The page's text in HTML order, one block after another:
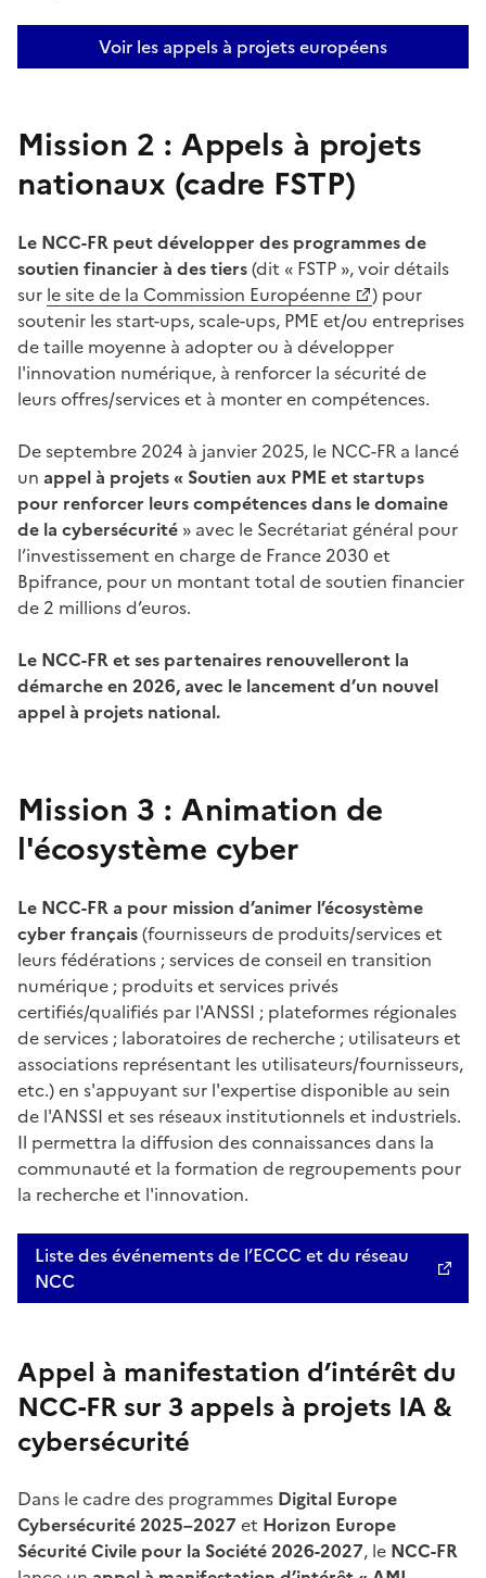
Voir les appels à projets européens
Mission 2 : Appels à projets
nationaux (cadre FSTP)
Le NCC-FR peut développer des programmes de
soutien financier à des tiers(dit « FSTP », voir détails
sur
(Ouvre une nouvelle fenêtre)
le site de la Commission Européenne
) pour
soutenir les start-ups, scale-ups, PME et/ou entreprises
de taille moyenne à adopter ou à développer
l'innovation numérique, à renforcer la sécurité de
leurs offres/services et à monter en compétences.
De septembre 2024 à janvier 2025, le NCC-FR a lancé
un appel à projets « Soutien aux PME et startups
pour renforcer leurs compétences dans le domaine
de la cybersécurité » avec le Secrétariat général pour
l’investissement en charge de France 2030 et
Bpifrance, pour un montant total de soutien financier
de 2 millions d’euros.
Le NCC-FR et ses partenaires renouvelleront la
démarche en 2026, avec le lancement d’un nouvel
appel à projets national.
Mission 3 : Animation de
l'écosystème cyber
Le NCC-FR a pour mission d’animer l’écosystème
cyber français(fournisseurs de produits/services et
leurs fédérations ; services de conseil en transition
numérique ; produits et services privés
certifiés/qualifiés par l'ANSSI ; plateformes régionales
de services ; laboratoires de recherche ; utilisateurs et
associations représentant les utilisateurs/fournisseurs,
etc.) en s'appuyant sur l'expertise disponible au sein
de l'ANSSI et ses réseaux institutionnels et industriels.
Il permettra la diffusion des connaissances dans la
communauté et la formation de regroupements pour
la recherche et l'innovation.
Liste des événements de l’ECCC et du réseau
NCC
Ouvre une nouvelle fenêtre
Appel à manifestation d’intérêt du
NCC-FR sur 3 appels à projets IA &
cybersécurité
Dans le cadre des programmes Digital Europe
Cybersécurité 2025–2027 et Horizon Europe
Sécurité Civile pour la Société 2026-2027, le NCC-FR